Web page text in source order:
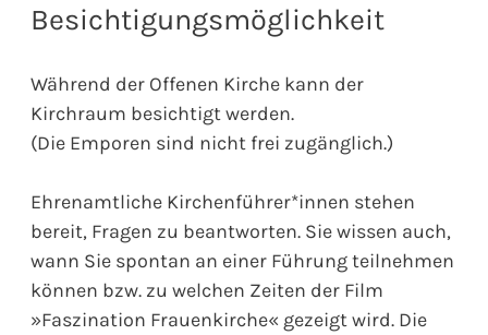
Besichtigungsmöglichkeit
Während der Offenen Kirche kann der
Kirchraum besichtigt werden.
(Die Emporen sind nicht frei zugänglich.)
Ehrenamtliche Kirchenführer*innen stehen
bereit, Fragen zu beantworten. Sie wissen auch,
wann Sie spontan an einer Führung teilnehmen
können bzw. zu welchen Zeiten der Film
»Faszination Frauenkirche« gezeigt wird. Die